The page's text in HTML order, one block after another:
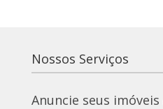
Nossos Serviços
Anuncie seus imóveis